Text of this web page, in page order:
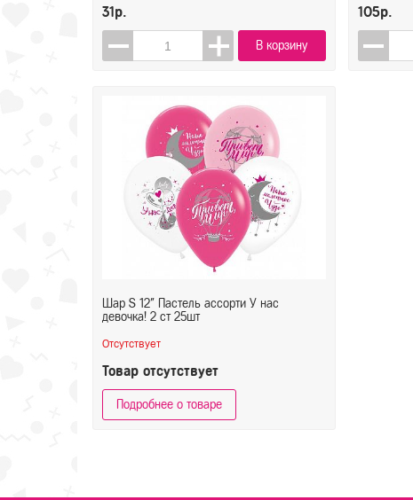
31р.
В корзину
105р.
Шар S 12" Пастель ассорти У нас
девочка! 2 ст 25шт
Отсутствует
Товар отсутствует
Подробнее о товаре